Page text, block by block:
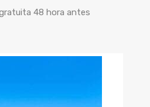
48 hora antes